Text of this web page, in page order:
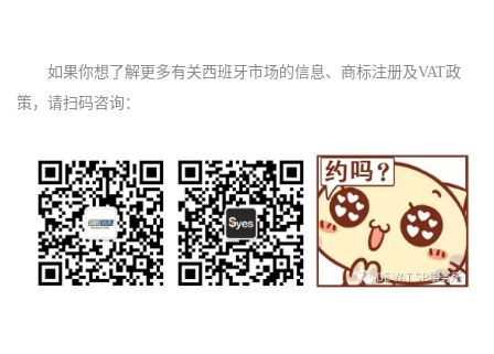
如果你想了解更多有关西班牙市场的信息 、商标注册及VAT政
策 ， 请扫码咨询：